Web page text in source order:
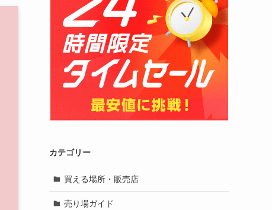
カテゴリー
買える場所・販売店
売り場ガイド